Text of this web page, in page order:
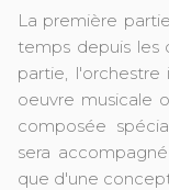
La première
temps depuis les
partie, l'orchestre
oeuvre musicale
composée
sera
que d'une